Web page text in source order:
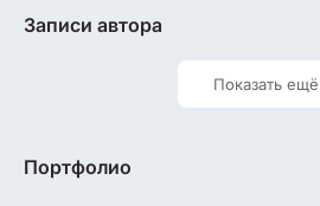
Записи автора
Показать ещё
Портфолио